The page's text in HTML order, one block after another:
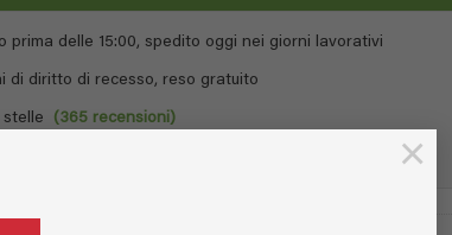
×
prima delle 15:00, spedito oggi nei giorni lavorativi
di diritto di recesso, reso gratuito
stelle (365 recensioni)